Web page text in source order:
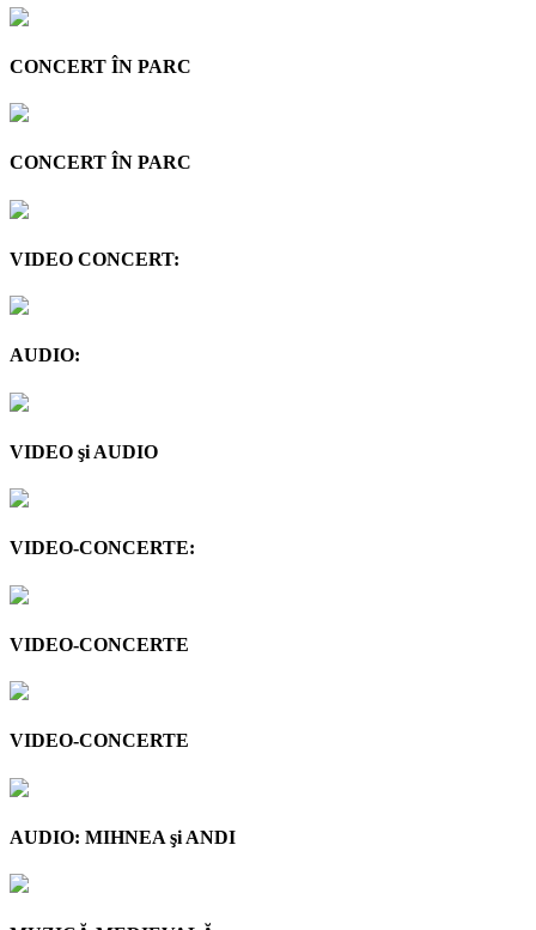
CONCERT ÎN PARC
CONCERT ÎN PARC
VIDEO CONCERT:
AUDIO:
VIDEO şi AUDIO
VIDEO-CONCERTE:
VIDEO-CONCERTE
VIDEO-CONCERTE
AUDIO: MIHNEA şi ANDI